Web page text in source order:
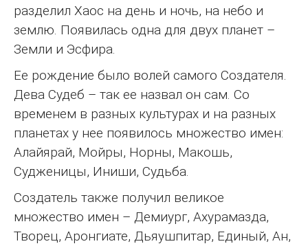
разделил Хаос на день и ночь, на небо и
землю. Появилась одна для двух планет –
Земли и Эсфира.
Ее рождение было волей самого Создателя.
Дева Судеб – так ее назвал он сам. Со
временем в разных культурах и на разных
планетах у нее появилось множество имен:
Алайярай, Мойры, Норны, Макошь,
Судженицы, Иниши, Судьба.
Создатель также получил великое
множество имен – Демиург, Ахурамазда,
Творец, Аронгиате, Дьяушпитар, Единый, Ан,